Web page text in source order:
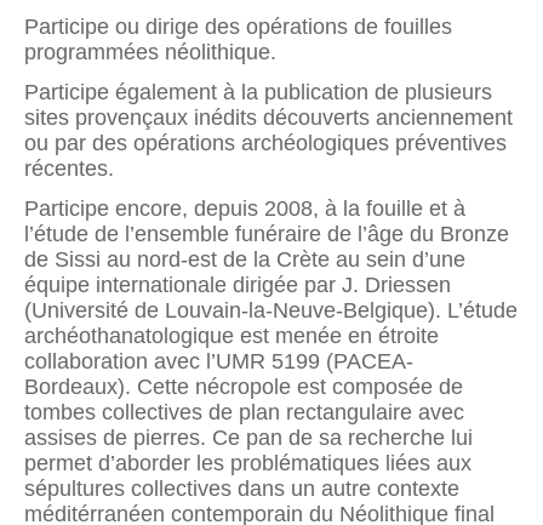
Participe ou dirige des opérations de fouilles
programmées néolithique.
Participe également à la publication de plusieurs
sites provençaux inédits découverts anciennement
ou par des opérations archéologiques préventives
récentes.
Participe encore, depuis 2008, à la fouille et à
l’étude de l’ensemble funéraire de l’âge du Bronze
de Sissi au nord-est de la Crète au sein d’une
équipe internationale dirigée par J. Driessen
(Université de Louvain-la-Neuve-Belgique). L’étude
archéothanatologique est menée en étroite
collaboration avec l’UMR 5199 (PACEA-
Bordeaux). Cette nécropole est composée de
tombes collectives de plan rectangulaire avec
assises de pierres. Ce pan de sa recherche lui
permet d’aborder les problématiques liées aux
sépultures collectives dans un autre contexte
méditérranéen contemporain du Néolithique final